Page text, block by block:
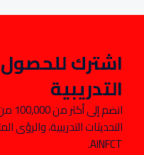
اشترك
التدريبية
التحديثات التدريبية،
AINFCT.